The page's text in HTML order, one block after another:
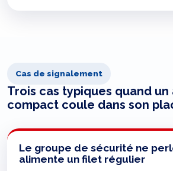
Cas de signalement
Trois cas typiques quand un
compact coule dans son
Le groupe de sécurité ne
alimente un filet régulier